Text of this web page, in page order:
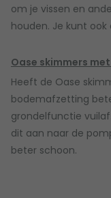
om je vissen en
houden. Je kunt ook
Oase skimmers
Heeft de Oase
bodemafzetting
grondelfunctie
dit aan naar de
beter schoon.